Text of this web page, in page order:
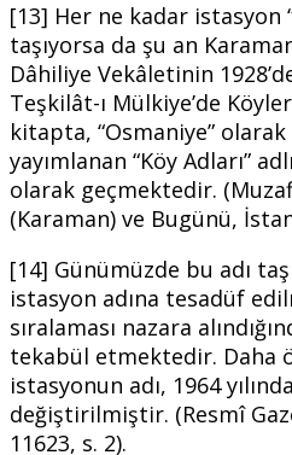
[13] Her ne kadar istasyon
taşıyorsa da şu an
Dâhiliye Vekâletinin
Teşkilât-ı Mülkiye’de
kitapta, “Osmaniye”
yayımlanan “Köy Adları”
olarak geçmektedir.
(Karaman) ve Bugünü,
[14] Günümüzde bu adı
istasyon adına tesadüf
sıralaması nazara
tekabül etmektedir. Daha
istasyonun adı, 1964
değiştirilmiştir. (Resmî
11623, s. 2).